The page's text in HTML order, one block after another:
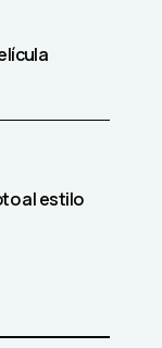
al estilo